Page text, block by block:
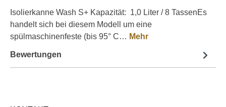
Isolierkanne Wash S+ Kapazität: 1,0 Liter / 8 TassenEs
handelt sich bei diesem Modell um eine
spülmaschinenfeste (bis 95° C… Mehr
Bewertungen